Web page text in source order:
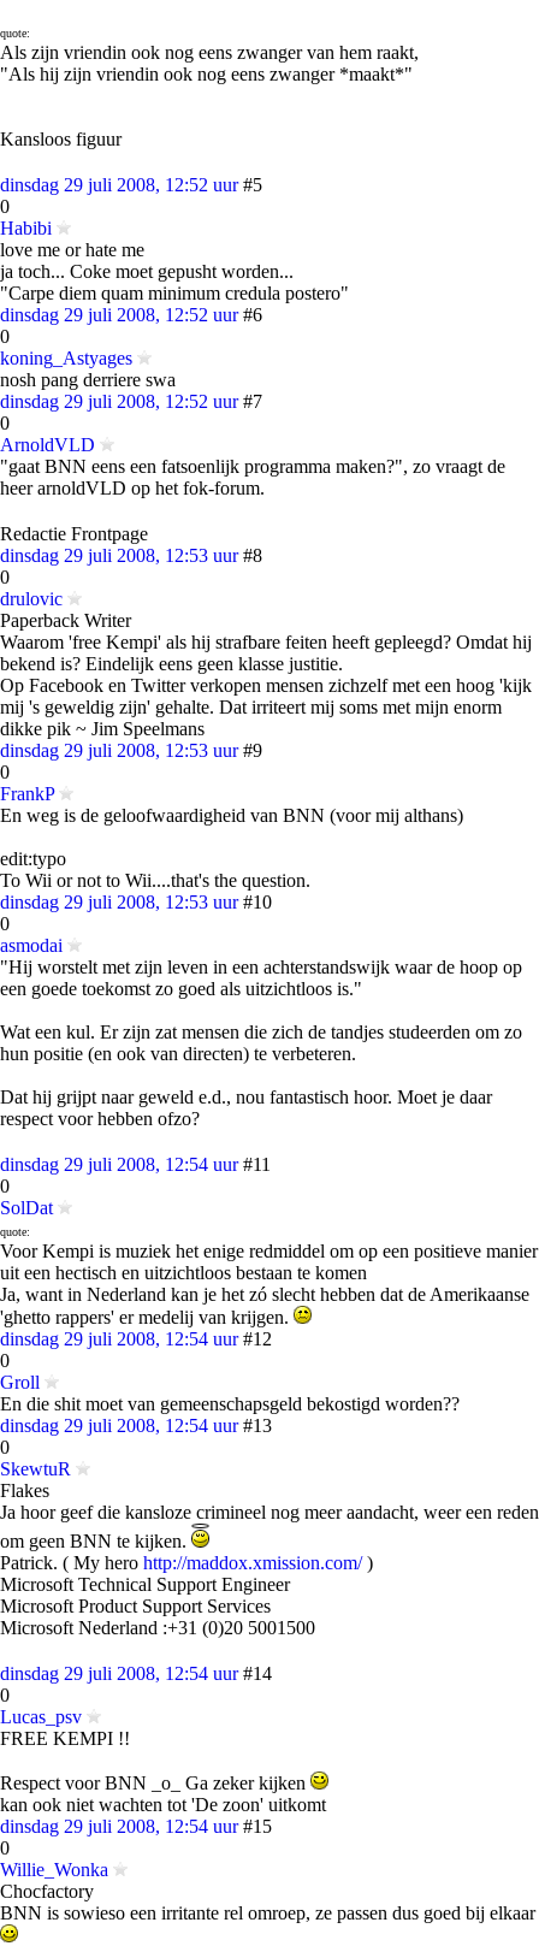
quote:
Als zijn vriendin ook nog eens zwanger van hem raakt,
"Als hij zijn vriendin ook nog eens zwanger *maakt*"
Kansloos figuur
dinsdag 29 juli 2008, 12:52 uur #5
0
Habibi
love me or hate me
ja toch... Coke moet gepusht worden...
"Carpe diem quam minimum credula postero"
dinsdag 29 juli 2008, 12:52 uur #6
0
koning_Astyages
nosh pang derriere swa
dinsdag 29 juli 2008, 12:52 uur #7
0
ArnoldVLD
"gaat BNN eens een fatsoenlijk programma maken?", zo vraagt de
heer arnoldVLD op het fok-forum.
Redactie Frontpage
dinsdag 29 juli 2008, 12:53 uur #8
0
drulovic
Paperback Writer
Waarom 'free Kempi' als hij strafbare feiten heeft gepleegd? Omdat hij
bekend is? Eindelijk eens geen klasse justitie.
Op Facebook en Twitter verkopen mensen zichzelf met een hoog 'kijk
mij 's geweldig zijn' gehalte. Dat irriteert mij soms met mijn enorm
dikke pik ~ Jim Speelmans
dinsdag 29 juli 2008, 12:53 uur #9
0
FrankP
En weg is de geloofwaardigheid van BNN (voor mij althans)
edit:typo
To Wii or not to Wii....that's the question.
dinsdag 29 juli 2008, 12:53 uur #10
0
asmodai
"Hij worstelt met zijn leven in een achterstandswijk waar de hoop op
een goede toekomst zo goed als uitzichtloos is."
Wat een kul. Er zijn zat mensen die zich de tandjes studeerden om zo
hun positie (en ook van directen) te verbeteren.
Dat hij grijpt naar geweld e.d., nou fantastisch hoor. Moet je daar
respect voor hebben ofzo?
dinsdag 29 juli 2008, 12:54 uur #11
0
SolDat
quote:
Voor Kempi is muziek het enige redmiddel om op een positieve manier
uit een hectisch en uitzichtloos bestaan te komen
Ja, want in Nederland kan je het zó slecht hebben dat de Amerikaanse
'ghetto rappers' er medelij van krijgen.
dinsdag 29 juli 2008, 12:54 uur #12
0
Groll
En die shit moet van gemeenschapsgeld bekostigd worden??
dinsdag 29 juli 2008, 12:54 uur #13
0
SkewtuR
Flakes
Ja hoor geef die kansloze crimineel nog meer aandacht, weer een reden
om geen BNN te kijken.
Patrick. ( My hero http://maddox.xmission.com/)
Microsoft Technical Support Engineer
Microsoft Product Support Services
Microsoft Nederland :+31 (0)20 5001500
dinsdag 29 juli 2008, 12:54 uur #14
0
Lucas_psv
FREE KEMPI !!
Respect voor BNN _o_ Ga zeker kijken
kan ook niet wachten tot 'De zoon' uitkomt
dinsdag 29 juli 2008, 12:54 uur #15
0
Willie_Wonka
Chocfactory
BNN is sowieso een irritante rel omroep, ze passen dus goed bij elkaar